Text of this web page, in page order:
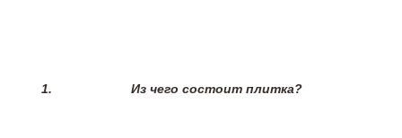
1. Из чего состоит плитка?